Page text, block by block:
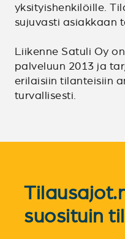
yksityishenkilöille.
sujuvasti asiakkaan
Liikenne Satuli Oy
palveluun 2013 ja
erilaisiin tilanteisiin
turvallisesti.
suosituin